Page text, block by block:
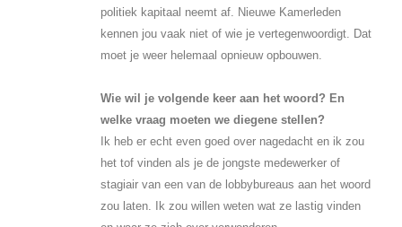
politiek kapitaal neemt af. Nieuwe Kamerleden
kennen jou vaak niet of wie je vertegenwoordigt. Dat
moet je weer helemaal opnieuw opbouwen.
Wie wil je volgende keer aan het woord? En
welke vraag moeten we diegene stellen?
Ik heb er echt even goed over nagedacht en ik zou
het tof vinden als je de jongste medewerker of
stagiair van een van de lobbybureaus aan het woord
zou laten. Ik zou willen weten wat ze lastig vinden